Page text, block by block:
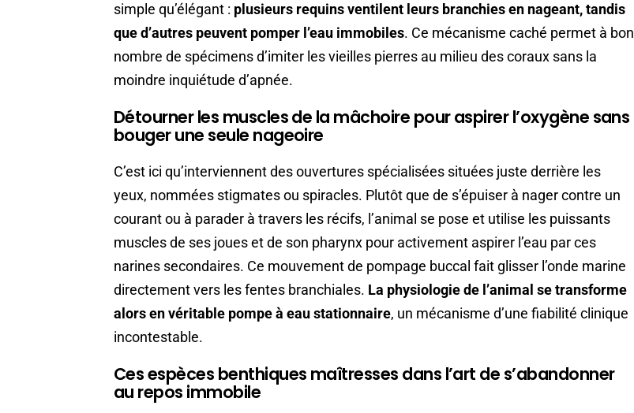
simple qu’élégant : plusieurs requins ventilent leurs branchies en nageant, tandis
que d’autres peuvent pomper l’eau immobiles. Ce mécanisme caché permet à bon
nombre de spécimens d’imiter les vieilles pierres au milieu des coraux sans la
moindre inquiétude d’apnée.
Détourner les muscles de la mâchoire pour aspirer l’oxygène sans
bouger une seule nageoire
C’est ici qu’interviennent des ouvertures spécialisées situées juste derrière les
yeux, nommées stigmates ou spiracles. Plutôt que de s’épuiser à nager contre un
courant ou à parader à travers les récifs, l’animal se pose et utilise les puissants
muscles de ses joues et de son pharynx pour activement aspirer l’eau par ces
narines secondaires. Ce mouvement de pompage buccal fait glisser l’onde marine
directement vers les fentes branchiales. La physiologie de l’animal se transforme
alors en véritable pompe à eau stationnaire, un mécanisme d’une fiabilité clinique
incontestable.
Ces espèces benthiques maîtresses dans l’art de s’abandonner
au repos immobile